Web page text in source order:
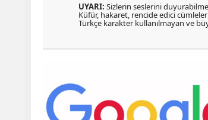
UYARI: Sizlerin seslerini
Küfür, hakaret, rencide edici cümleler
Türkçe karakter kullanılmayan ve